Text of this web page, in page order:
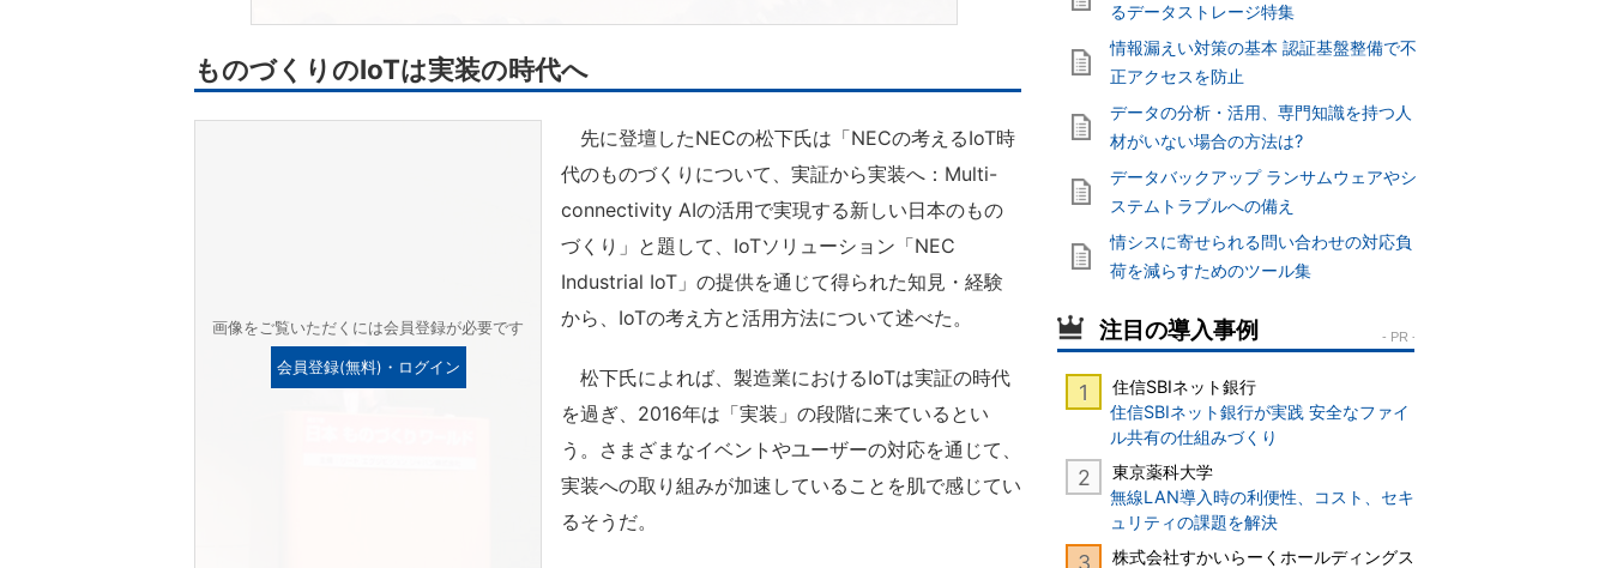
ものづくりのIoTは実装の時代へ
画像をご覧いただくには会員登録が必要です
会員登録(無料)・ログイン
先に登壇したNECの松下氏は「NECの考えるIoT時
代のものづくりについて、実証から実装へ：Multi-
connectivity AIの活用で実現する新しい日本のもの
づくり」と題して、IoTソリューション「NEC
Industrial IoT」の提供を通じて得られた知見・経験
から、IoTの考え方と活用方法について述べた。
松下氏によれば、製造業におけるIoTは実証の時代
を過ぎ、2016年は「実装」の段階に来ているとい
う。さまざまなイベントやユーザーの対応を通じて、
実装への取り組みが加速していることを肌で感じてい
るそうだ。
るデータストレージ特集
情報漏えい対策の基本 認証基盤整備で不
正アクセスを防止
データの分析・活用、専門知識を持つ人
材がいない場合の方法は?
データバックアップ ランサムウェアやシ
ステムトラブルへの備え
情シスに寄せられる問い合わせの対応負
荷を減らすためのツール集